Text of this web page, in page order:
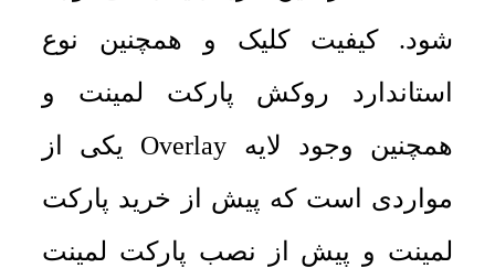
شود. کیفیت کلیک و همچنین نوع
استاندارد روکش پارکت لمینت و
همچنین وجود لایه Overlay یکی از
مواردی است که پیش از خرید پارکت
لمینت و پیش از نصب پارکت لمینت